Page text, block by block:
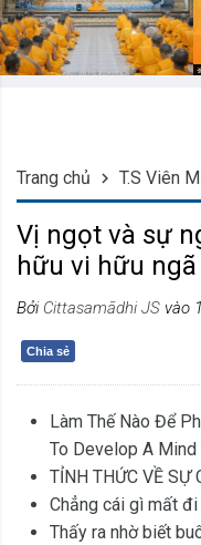
Trang chủ T.S Viên
Vị ngọt và sự
hữu vi hữu ngã
Bởi Cittasamādhi JS vào
Chia sẻ
Làm Thế Nào Để
To Develop A
TỈNH THỨC VỀ SỰ
Chẳng cái gì mất
Thấy ra nhờ biết